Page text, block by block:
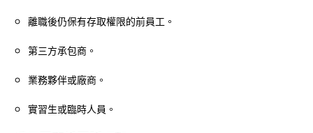
離職後仍保有存取權限的前員工。
第三方承包商。
業務夥伴或廠商。
實習生或臨時人員。